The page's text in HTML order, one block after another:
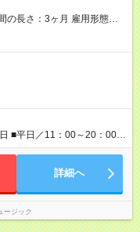
の長さ：3ヶ月 雇用形態、
■平日／11：00～20：00 ■
詳細へ
ージック